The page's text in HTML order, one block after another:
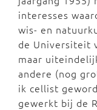
interesses
wis- en
de Universiteit
maar
andere (nog
ik cellist
gewerkt bij de